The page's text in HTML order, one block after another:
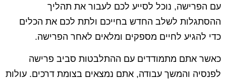
עם הפרישה, נוכל לסייע לכם לעבור את תהליך
ההסתגלות לשלב החדש בחייכם ולתת לכם את הכלים
כדי להגיע לחיים מספקים ומלאים לאחר הפרישה.
כאשר אתם מתמודדים עם ההתלבטות סביב פרישה
לפנסיה והמשך עבודה, אתם נמצאים בצומת דרכים. עולות